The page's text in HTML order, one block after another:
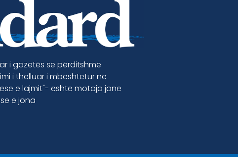
i gazetës se përditshme
i thelluar i mbeshtetur ne
e lajmit"- eshte motoja jone
e jona